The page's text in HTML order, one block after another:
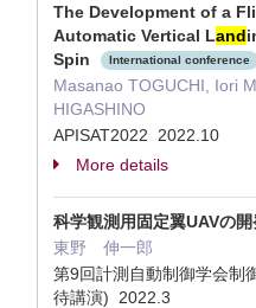
The Development of a
Automatic Vertical Land
Spin
International conference
Masanao TOGUCHI, Iori
HIGASHINO
APISAT2022 2022.10
More details
科学観測用固定翼UAVの
東野 伸一郎
第9回計測自動制御学会制
待講演) 2022.3